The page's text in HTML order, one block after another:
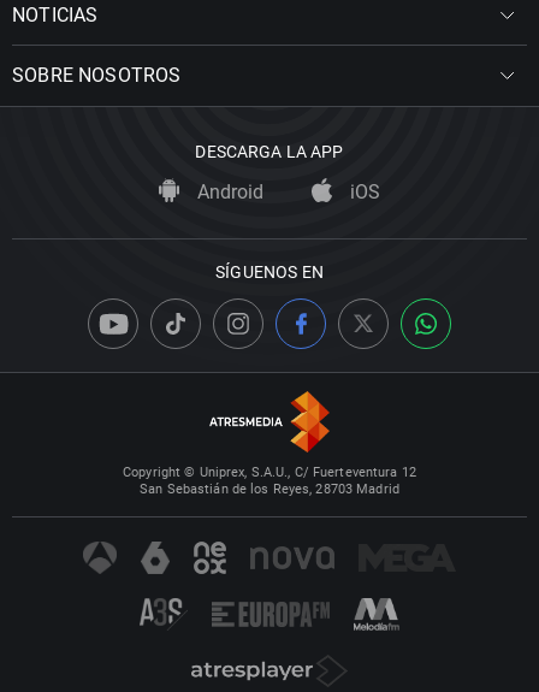
NOTICIAS
SOBRE NOSOTROS
DESCARGA LA APP
Android iOS
SÍGUENOS EN
Copyright © Uniprex, S.A.U., C/ Fuerteventura 12
San Sebastián de los Reyes, 28703 Madrid